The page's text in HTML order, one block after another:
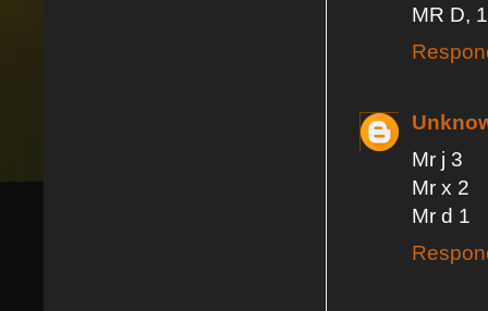
MR D,
Mr j 3
Mr x 2
Mr d 1